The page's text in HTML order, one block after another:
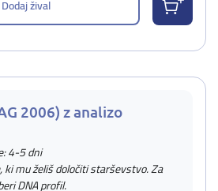
Dodaj žival
2006) z analizo
4-5 dni
, ki mu želiš določiti starševstvo. Za
DNA profil.